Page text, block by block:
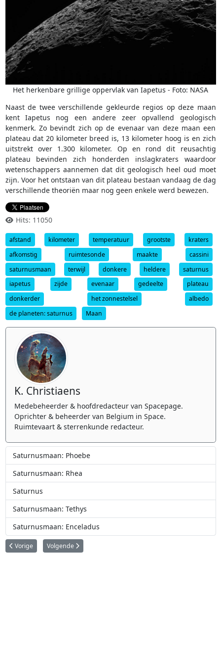
Het herkenbare grillige oppervlak van Iapetus - Foto: NASA
Naast de twee verschillende gekleurde regios op deze maan
kent Iapetus nog een andere zeer opvallend geologisch
kenmerk. Zo bevindt zich op de evenaar van deze maan een
plateau dat 20 kilometer breed is, 13 kilometer hoog is en zich
uitstrekt over 1.300 kilometer. Op en rond dit reusachtig
plateau bevinden zich honderden inslagkraters waardoor
wetenschappers aannemen dat dit geologisch heel oud moet
zijn. Voor het ontstaan van dit plateau bestaan vandaag de dag
verschillende theoriën maar nog geen enkele werd bewezen.
Hits: 11050
afstand kilometer temperatuur grootste
kraters
afkomstig
ruimtesonde maakte
cassini
saturnusmaan
terwijl donkere heldere
saturnus
iapetus
zijde evenaar gedeelte
plateau
donkerder
het zonnestelsel
albedo
de planeten: saturnus
Maan
K. Christiaens
Medebeheerder & hoofdredacteur van Spacepage.
Oprichter & beheerder van Belgium in Space.
Ruimtevaart & sterrenkunde redacteur.
Saturnusmaan: Phoebe
Saturnusmaan: Rhea
Saturnus
Saturnusmaan: Tethys
Saturnusmaan: Enceladus
Vorig artikel: Saturnus
Vorige Volgende artikel: Saturnusmaan: Rhea
Volgende